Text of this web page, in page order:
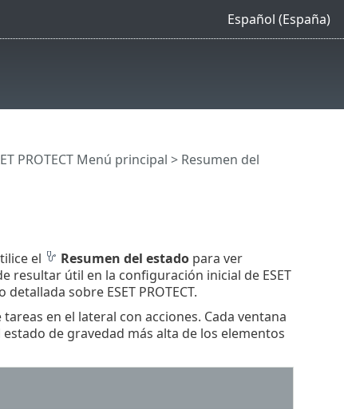
Español (España)
PROTECT Menú principal > Resumen del
el Resumen del estadopara ver
resultar útil en la configuración inicial de ESET
sobre ESET PROTECT.
en el lateral con acciones. Cada ventana
de gravedad más alta de los elementos